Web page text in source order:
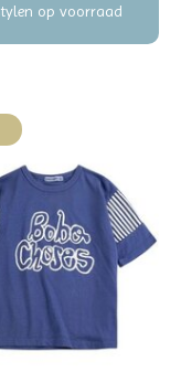
op voorraad